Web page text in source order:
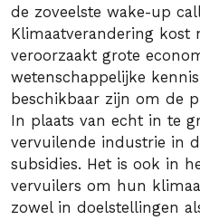
de zoveelste wake-up
Klimaatverandering kost
veroorzaakt grote
wetenschappelijke
beschikbaar zijn om de
In plaats van echt in te
vervuilende industrie in
subsidies. Het is ook in
vervuilers om hun
zowel in doelstellingen